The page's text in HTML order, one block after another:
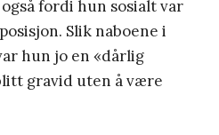
fordi hun sosialt var
Slik naboene i
hun jo en «dårlig
gravid uten å være